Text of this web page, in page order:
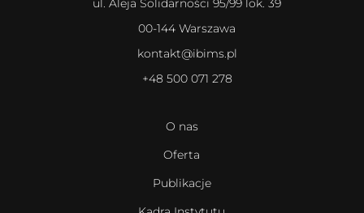
ul. Aleja Solidarności 95/99 lok. 39
00-144 Warszawa
kontakt@ibims.pl
+48 500 071 278
O nas
Oferta
Publikacje